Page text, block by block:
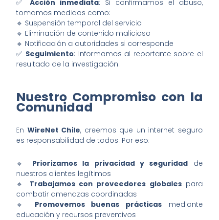
✅Acción inmediata: Si confirmamos el abuso,
tomamos medidas como:
🔹 Suspensión temporal del servicio
🔹 Eliminación de contenido malicioso
🔹 Notificación a autoridades si corresponde
✅ Seguimiento: Informamos al reportante sobre el
resultado de la investigación.
Nuestro Compromiso con la
Comunidad
En WireNet Chile, creemos que un internet seguro
es responsabilidad de todos. Por eso:
🔹 Priorizamos la privacidad y seguridad de
nuestros clientes legítimos
🔹 Trabajamos con proveedores globalespara
combatir amenazas coordinadas
🔹 Promovemos buenas prácticas mediante
educación y recursos preventivos